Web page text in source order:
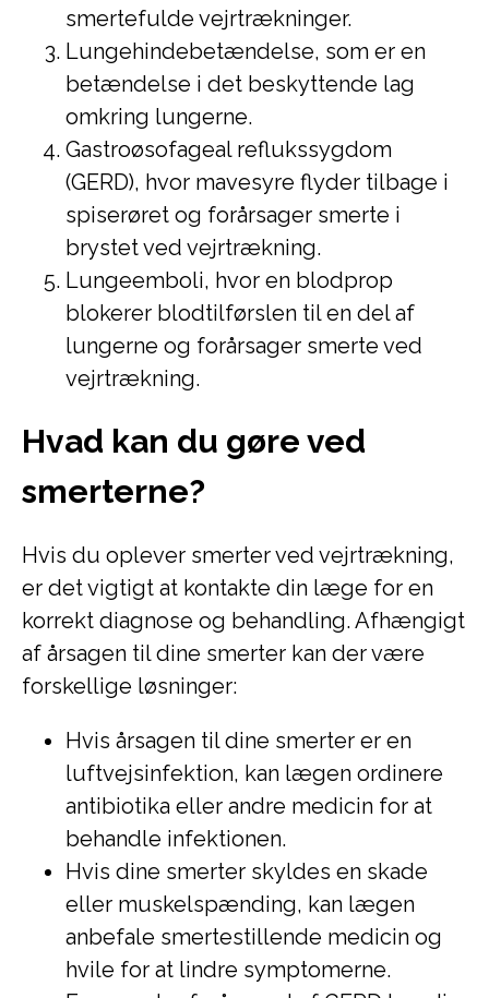
smertefulde vejrtrækninger.
Lungehindebetændelse, som er en
betændelse i det beskyttende lag
omkring lungerne.
Gastroøsofageal reflukssygdom
(GERD), hvor mavesyre flyder tilbage i
spiserøret og forårsager smerte i
brystet ved vejrtrækning.
Lungeemboli, hvor en blodprop
blokerer blodtilførslen til en del af
lungerne og forårsager smerte ved
vejrtrækning.
Hvad kan du gøre ved
smerterne?
Hvis du oplever smerter ved vejrtrækning,
er det vigtigt at kontakte din læge for en
korrekt diagnose og behandling. Afhængigt
af årsagen til dine smerter kan der være
forskellige løsninger:
Hvis årsagen til dine smerter er en
luftvejsinfektion, kan lægen ordinere
antibiotika eller andre medicin for at
behandle infektionen.
Hvis dine smerter skyldes en skade
eller muskelspænding, kan lægen
anbefale smertestillende medicin og
hvile for at lindre symptomerne.